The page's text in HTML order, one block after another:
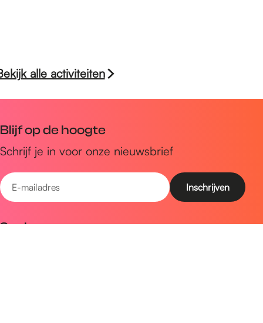
alle activiteiten
Blijf op de hoogte
Schrijf je in voor onze nieuwsbrief
E
-
Snel naar